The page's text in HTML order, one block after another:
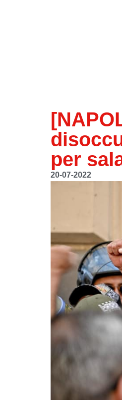
per
20-07-2022